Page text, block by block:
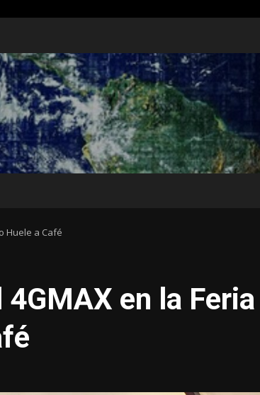
Huele a Café
en la Feria